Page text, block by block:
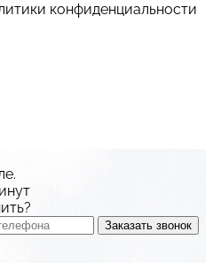
конфиденциальности
Заказать звонок